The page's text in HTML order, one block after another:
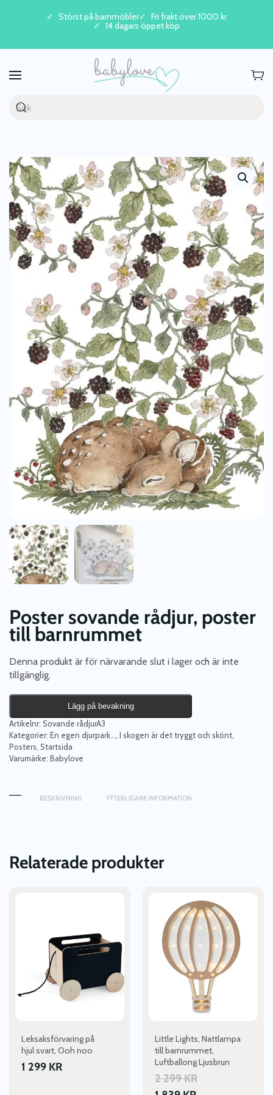
Skip to main content
Störst på barnmöbler
Fri frakt över 1000 kr
14 dagars öppet köp
Poster sovande rådjur, poster
till barnrummet
Denna produkt är för närvarande slut i lager och är inte
tillgänglig.
Lägg på bevakning
Artikelnr: Sovande rådjurA3
Kategorier: En egen djurpark... I skogen är det tryggt och skönt
Posters Startsida
Varumärke: Babylove
BESKRIVNING YTTERLIGARE INFORMATION
Relaterade produkter
Leksaksförvaring på
hjul svart, Ooh noo
1 299 KR
Little Lights, Nattlampa
till barnrummet,
Luftballong Ljusbrun
2 299KR